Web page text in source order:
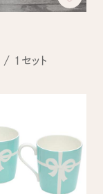
/ 1セット